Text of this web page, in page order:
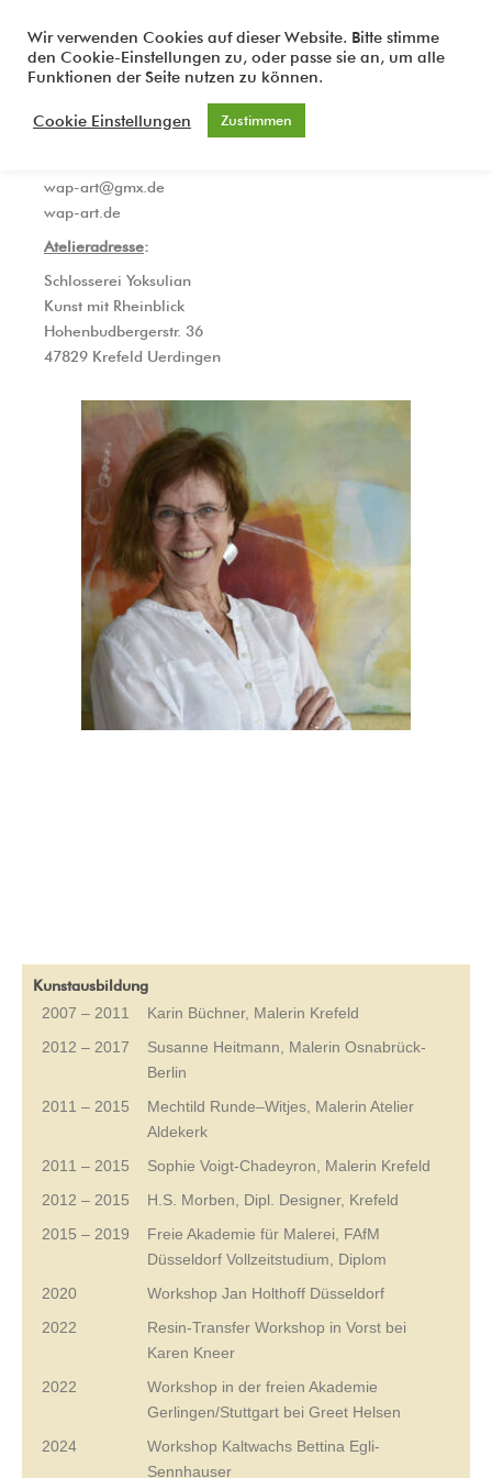
Inhalt
springen
WAP-ART
Lebenslauf​
Wally Althoff
geboren 1957 in Lindlar
wap-art@gmx.de
wap-art.de
Atelieradresse:
Schlosserei Yoksulian
Kunst mit Rheinblick
Hohenbudbergerstr. 36
47829 Krefeld Uerdingen
Kunstausbildung
2007 – 2011
Karin Büchner, Malerin Krefeld
2012 – 2017
Susanne Heitmann, Malerin Osnabrück-
Berlin
2011 – 2015
Mechtild Runde–Witjes, Malerin Atelier
Aldekerk
2011 – 2015
Sophie Voigt-Chadeyron, Malerin Krefeld
2012 – 2015
H.S. Morben, Dipl. Designer, Krefeld
2015 – 2019
Freie Akademie für Malerei, FAfM
Düsseldorf Vollzeitstudium, Diplom
2020
Workshop Jan Holthoff Düsseldorf
2022
Resin-Transfer Workshop in Vorst bei
Karen Kneer
2022
Workshop in der freien Akademie
Gerlingen/Stuttgart bei Greet Helsen
2024
Workshop Kaltwachs Bettina Egli-
Sennhauser
Wir verwenden Cookies auf dieser Website. Bitte stimme
den Cookie-Einstellungen zu, oder passe sie an, um alle
Funktionen der Seite nutzen zu können.
Cookie Einstellungen Zustimmen